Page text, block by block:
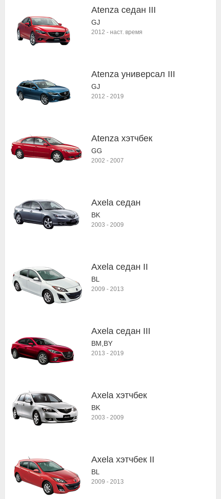
Atenza седан III
GJ
2012 - наст. время
Atenza универсал III
GJ
2012 - 2019
Atenza хэтчбек
GG
2002 - 2007
Axela седан
BK
2003 - 2009
Axela седан II
BL
2009 - 2013
Axela седан III
BM,BY
2013 - 2019
Axela хэтчбек
BK
2003 - 2009
Axela хэтчбек II
BL
2009 - 2013